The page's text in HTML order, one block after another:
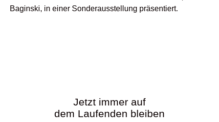
Baginski, in einer Sonderausstellung präsentiert.
Jetzt immer auf
dem Laufenden bleiben